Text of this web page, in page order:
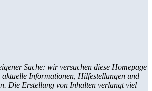
Sache: wir versuchen diese Homepage
aktuelle Informationen, Hilfestellungen und
Die Erstellung von Inhalten verlangt viel